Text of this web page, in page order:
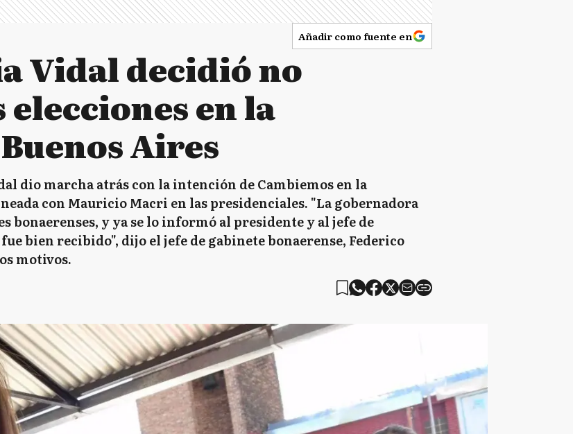
Añadir como fuente en
Vidal decidió no
en la
Aires
dio marcha atrás con la intención de Cambiemos en la
con Mauricio Macri en las presidenciales. "La gobernadora
bonaerenses, y ya se lo informó al presidente y al jefe de
bien recibido", dijo el jefe de gabinete bonaerense, Federico
motivos.